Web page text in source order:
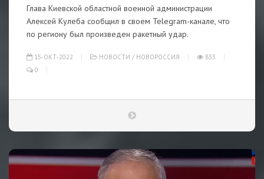
Глава Киевской областной военной администрации
Алексей Кулеба сообщил в своем Telegram-канале, что
по региону был произведен ракетный удар.
15-ОКТ-2022 НОВОСТИ / НОВОРОССИЯ
833
0